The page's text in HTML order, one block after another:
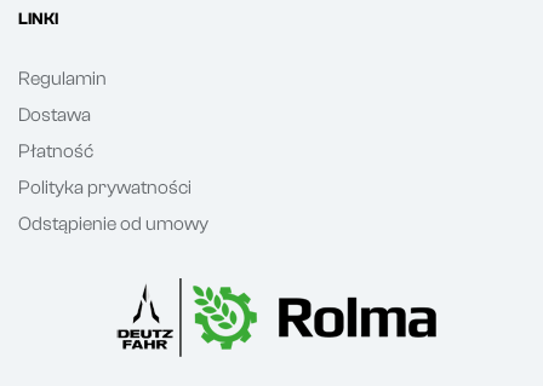
LINKI
Regulamin
Dostawa
Płatność
Polityka prywatności
Odstąpienie od umowy